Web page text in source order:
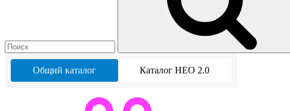
Общий каталог Каталог НЕО 2.0